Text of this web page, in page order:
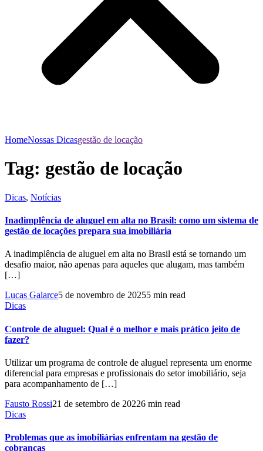
HomeNossas Dicasgestão de locação
Tag: gestão de locação
Dicas, Notícias
Inadimplência de aluguel em alta no Brasil: como um sistema de
gestão de locações prepara sua imobiliária
A inadimplência de aluguel em alta no Brasil está se tornando um
desafio maior, não apenas para aqueles que alugam, mas também
[…]
Lucas Galarce5 de novembro de 20255 min read
Dicas
Controle de aluguel: Qual é o melhor e mais prático jeito de
fazer?
Utilizar um programa de controle de aluguel representa um enorme
diferencial para empresas e profissionais do setor imobiliário, seja
para acompanhamento de […]
Fausto Rossi21 de setembro de 20226 min read
Dicas
Problemas que as imobiliárias enfrentam na gestão de
cobranças